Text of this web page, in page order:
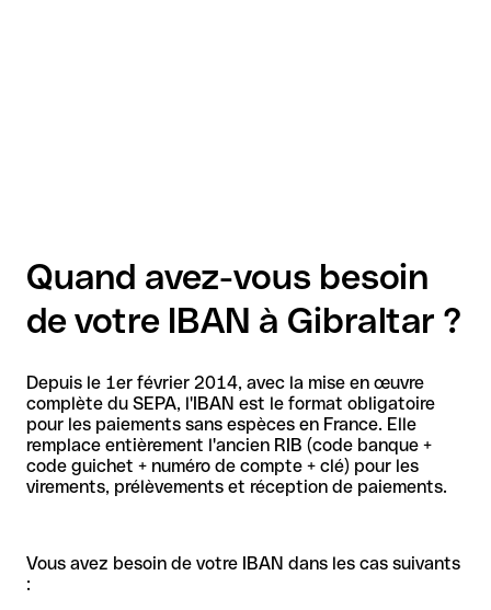
Quand avez-vous besoin
de votre IBAN à Gibraltar ?
Depuis le 1er février 2014, avec la mise en œuvre
complète du SEPA, l'IBAN est le format obligatoire
pour les paiements sans espèces en France. Elle
remplace entièrement l'ancien RIB (code banque +
code guichet + numéro de compte + clé) pour les
virements, prélèvements et réception de paiements.
Vous avez besoin de votre IBAN dans les cas suivants
: